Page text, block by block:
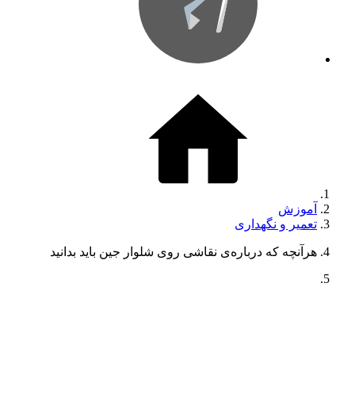
آموزش
تعمیر و نگهداری
هرآنچه که درباره‌ی نقاشی روی شلوار جین باید بدانید